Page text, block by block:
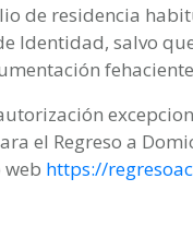
de residencia
Identidad, salvo
el Regreso a
web https://